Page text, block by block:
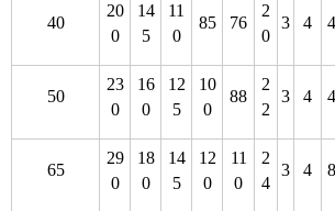
40
20
0
14
5
11
0
85 76
2
0
3 4
50
23
0
16
0
12
5
10
0
88
2
2
3 4
65
29
0
18
0
14
5
12
0
11
0
2
4
3 4